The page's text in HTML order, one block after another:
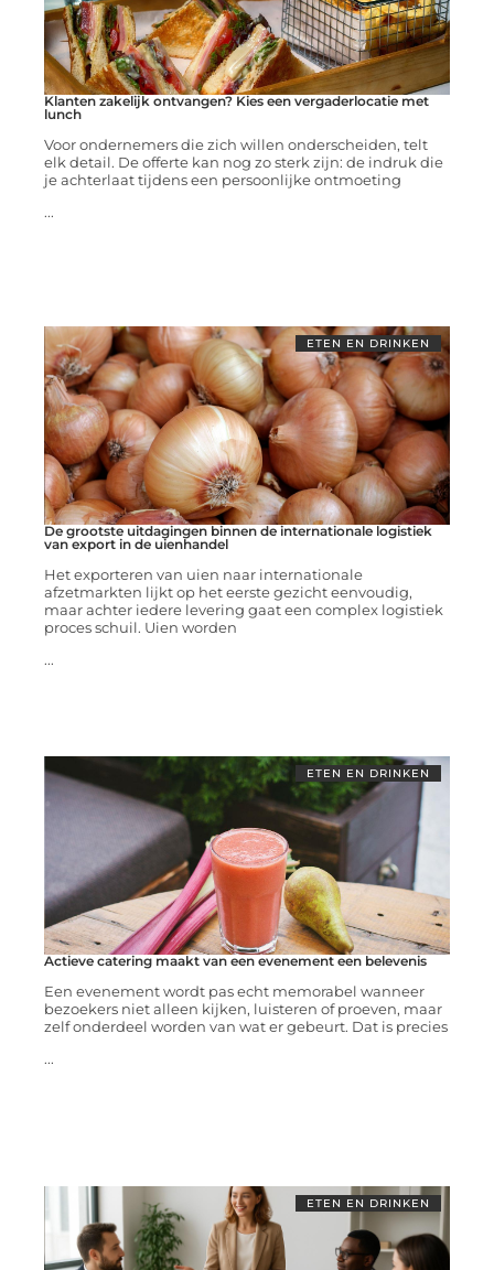
Klanten zakelijk ontvangen? Kies een vergaderlocatie met
lunch
Voor ondernemers die zich willen onderscheiden, telt
elk detail. De offerte kan nog zo sterk zijn: de indruk die
je achterlaat tijdens een persoonlijke ontmoeting
...
ETEN EN DRINKEN
De grootste uitdagingen binnen de internationale logistiek
van export in de uienhandel
Het exporteren van uien naar internationale
afzetmarkten lijkt op het eerste gezicht eenvoudig,
maar achter iedere levering gaat een complex logistiek
proces schuil. Uien worden
...
ETEN EN DRINKEN
Actieve catering maakt van een evenement een belevenis
Een evenement wordt pas echt memorabel wanneer
bezoekers niet alleen kijken, luisteren of proeven, maar
zelf onderdeel worden van wat er gebeurt. Dat is precies
...
ETEN EN DRINKEN